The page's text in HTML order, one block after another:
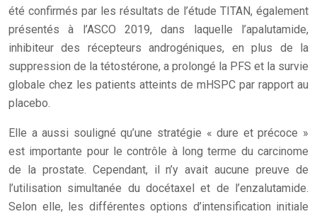
été confirmés par les résultats de l’étude TITAN, également
présentés à l’ASCO 2019, dans laquelle l’apalutamide,
inhibiteur des récepteurs androgéniques, en plus de la
suppression de la tétostérone, a prolongé la PFS et la survie
globale chez les patients atteints de mHSPC par rapport au
placebo.
Elle a aussi souligné qu’une stratégie « dure et précoce »
est importante pour le contrôle à long terme du carcinome
de la prostate. Cependant, il n’y avait aucune preuve de
l’utilisation simultanée du docétaxel et de l’enzalutamide.
Selon elle, les différentes options d’intensification initiale